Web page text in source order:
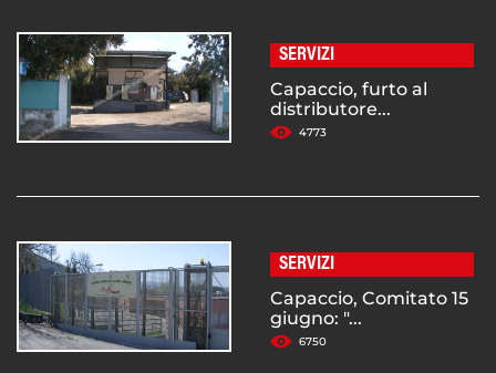
SERVIZI
Capaccio, furto al
distributore...
4773
SERVIZI
Capaccio, Comitato 15
giugno: "...
6750